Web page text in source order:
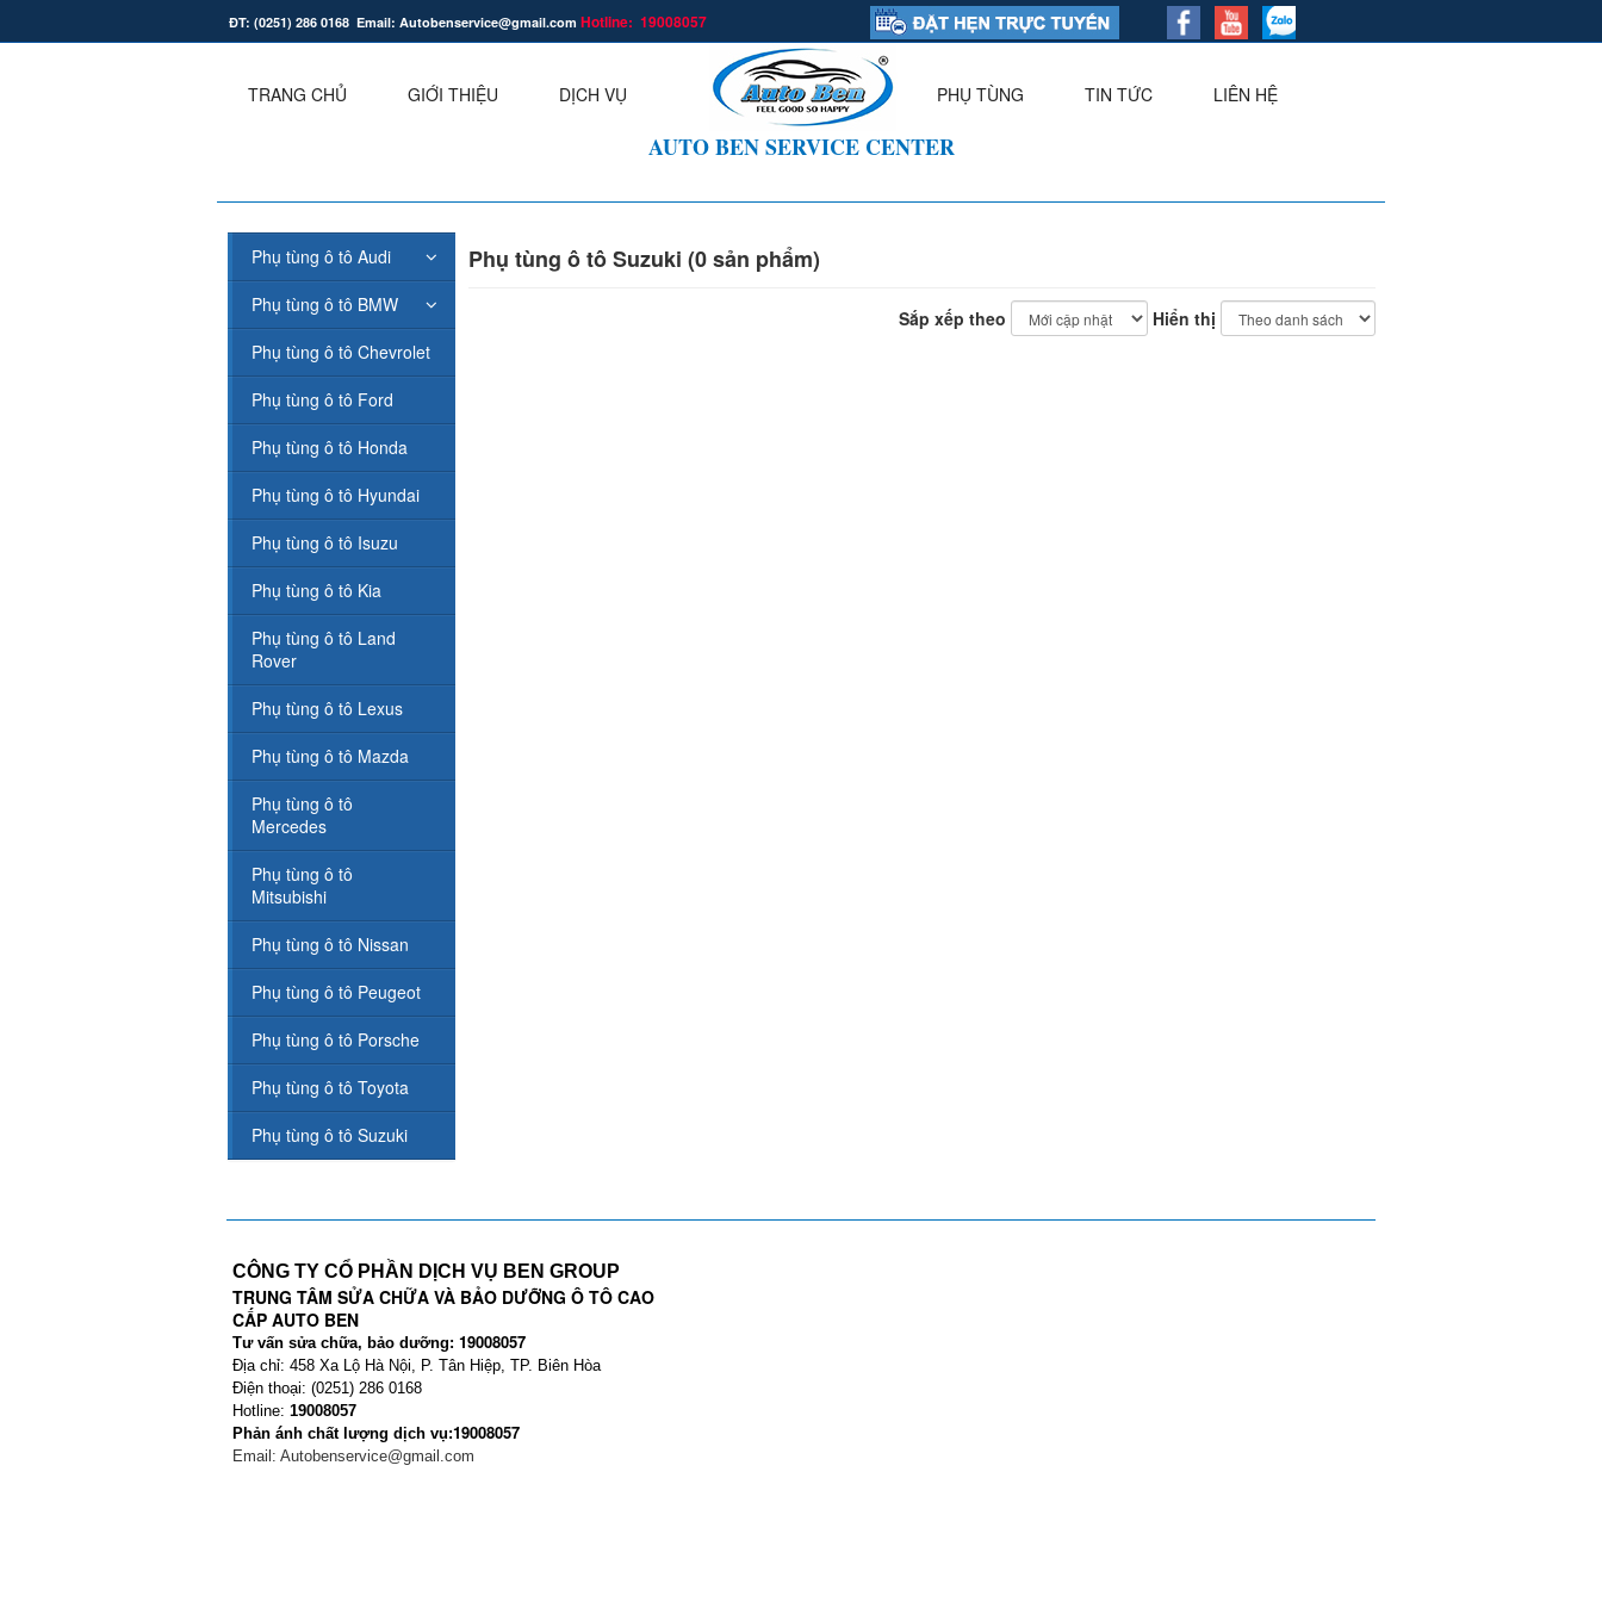
ĐT: (0251) 286 0168 Email: Autobenservice@gmail.com Hotline: 19008057
TRANG CHỦ
GIỚI THIỆU DỊCH VỤ
PHỤ TÙNG
TIN TỨC LIÊN HỆ
AUTO BEN SERVICE CENTER
Phụ tùng ô tô Suzuki (0 sản phẩm)
Sắp xếp theo Hiển thị
Phụ tùng ô tô Audi
Phụ tùng ô tô BMW
Phụ tùng ô tô Chevrolet
Phụ tùng ô tô Ford
Phụ tùng ô tô Honda
Phụ tùng ô tô Hyundai
Phụ tùng ô tô Isuzu
Phụ tùng ô tô Kia
Phụ tùng ô tô Land
Rover
Phụ tùng ô tô Lexus
Phụ tùng ô tô Mazda
Phụ tùng ô tô
Mercedes
Phụ tùng ô tô
Mitsubishi
Phụ tùng ô tô Nissan
Phụ tùng ô tô Peugeot
Phụ tùng ô tô Porsche
Phụ tùng ô tô Toyota
Phụ tùng ô tô Suzuki
CÔNG TY CỔ PHẦN DỊCH VỤ BEN GROUP
TRUNG TÂM SỬA CHỮA VÀ BẢO DƯỠNG Ô TÔ CAO
CẤP AUTO BEN
Tư vấn sửa chữa, bảo dưỡng: 19008057
Địa chỉ: 458 Xa Lộ Hà Nội, P. Tân Hiệp, TP. Biên Hòa
Điện thoại: (0251) 286 0168
Hotline: 19008057
Phản ánh chất lượng dịch vụ:19008057
Email: Autobenservice@gmail.com